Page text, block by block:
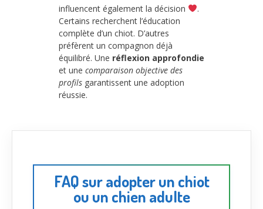
influencent également la décision
.
Certains recherchent l’éducation
complète d’un chiot. D’autres
préfèrent un compagnon déjà
équilibré. Une réflexion approfondie
et une comparaison objective des
profils garantissent une adoption
réussie.
FAQ sur adopter un chiot
ou un chien adulte